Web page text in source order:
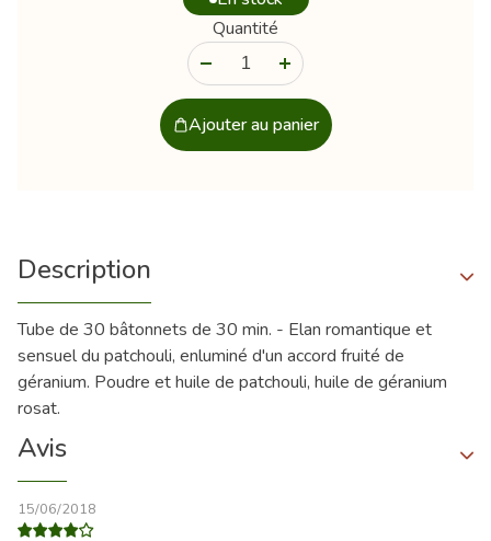
Quantité
Ajouter au panier
Description
Tube de 30 bâtonnets de 30 min. - Elan romantique et
sensuel du patchouli, enluminé d'un accord fruité de
géranium. Poudre et huile de patchouli, huile de géranium
rosat.
Avis
15/06/2018